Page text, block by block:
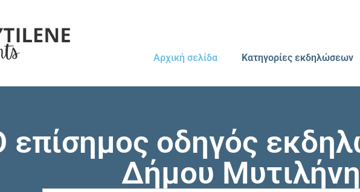
Αρχική σελίδα Κατηγορίες εκδηλώσεων
επίσημος οδηγός
Δήμου